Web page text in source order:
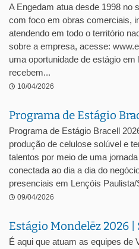
A Engedam atua desde 1998 no
com foco em obras comerciais,
atendendo em todo o território
sobre a empresa, acesse:
uma oportunidade de estágio
recebem...
10/04/2026
Programa de Estágio
Programa de Estágio Bracell
produção de celulose solúvel e
talentos por meio de uma
conectada ao dia a dia do
presenciais em Lençóis Paulista/
09/04/2026
Estágio Mondelēz 2026 |
É aqui que atuam as equipes de